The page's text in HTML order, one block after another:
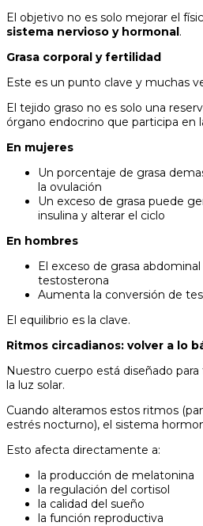
El objetivo no es solo mejorar el
sistema nervioso y hormonal.
Grasa corporal y fertilidad
Este es un punto clave y muchas
El tejido graso no es solo una
órgano endocrino que participa en
En mujeres
Un porcentaje de grasa
la ovulación
Un exceso de grasa puede
insulina y alterar el ciclo
En hombres
El exceso de grasa
testosterona
Aumenta la conversión de
El equilibrio es la clave.
Ritmos circadianos: volver a lo
Nuestro cuerpo está diseñado
la luz solar.
Cuando alteramos estos ritmos
estrés nocturno), el sistema
Esto afecta directamente a:
la producción de melatonina
la regulación del cortisol
la calidad del sueño
la función reproductiva